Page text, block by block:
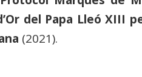
del Papa Lleó XIII
(2021).